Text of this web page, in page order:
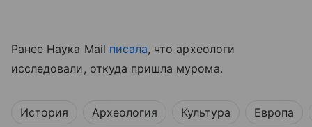
Ранее Наука Mail писала, что археологи
исследовали, откуда пришла мурома.
История Археология Культура Европа